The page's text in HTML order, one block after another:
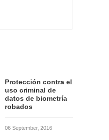
Protección contra el
uso criminal de
datos de biometría
robados
06 September, 2016